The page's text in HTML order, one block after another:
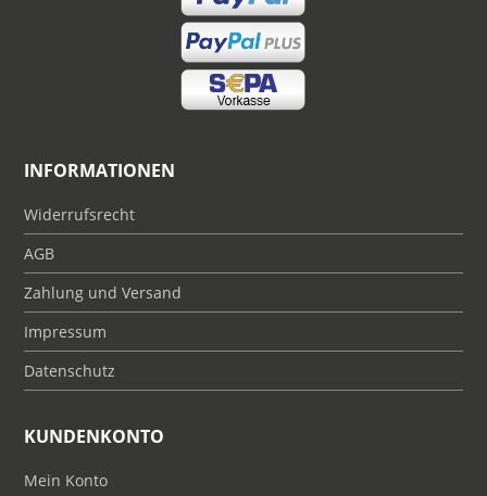
INFORMATIONEN
Widerrufsrecht
AGB
Zahlung und Versand
Impressum
Datenschutz
KUNDENKONTO
Mein Konto